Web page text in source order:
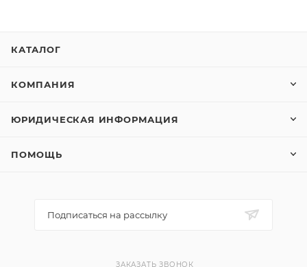
КАТАЛОГ
КОМПАНИЯ
ЮРИДИЧЕСКАЯ ИНФОРМАЦИЯ
ПОМОЩЬ
Подписаться на рассылку
ЗАКАЗАТЬ ЗВОНОК